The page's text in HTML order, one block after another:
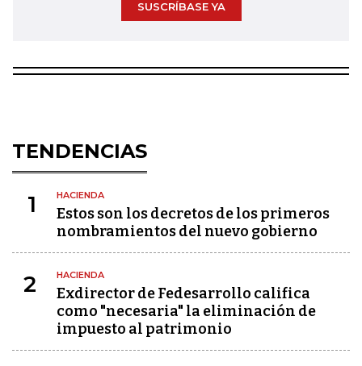
SUSCRÍBASE YA
TENDENCIAS
1 HACIENDA
Estos son los decretos de los primeros
nombramientos del nuevo gobierno
2 HACIENDA
Exdirector de Fedesarrollo califica
como "necesaria" la eliminación de
impuesto al patrimonio